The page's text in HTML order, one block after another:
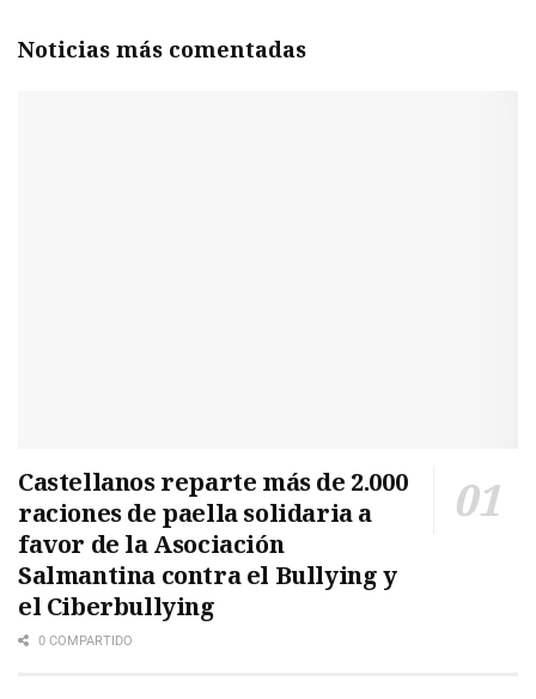
Noticias más comentadas
Castellanos reparte más de 2.000
raciones de paella solidaria a
favor de la Asociación
Salmantina contra el Bullying y
el Ciberbullying
0 COMPARTIDO